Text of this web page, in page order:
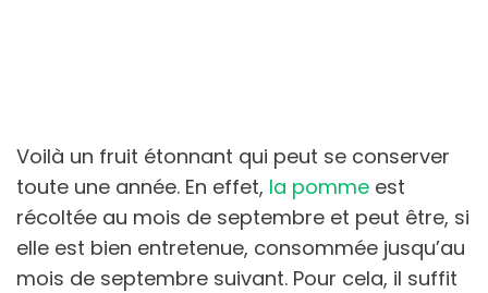
Voilà un fruit étonnant qui peut se conserver
toute une année. En effet, la pomme est
récoltée au mois de septembre et peut être, si
elle est bien entretenue, consommée jusqu’au
mois de septembre suivant. Pour cela, il suffit